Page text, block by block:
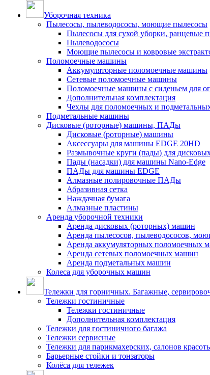
Уборочная техника
Пылесосы, пылеводососы, моющие пылесосы
Пылесосы для сухой уборки, ранцевые
Пылеводососы
Моющие пылесосы и ковровые
Поломоечные машины
Аккумуляторные поломоечные машины
Сетевые поломоечные машины
Поломоечные машины с сиденьем для
Дополнительная комплектация
Чехлы для поломоечных и
Подметальные машины
Дисковые (роторные) машины, ПАДы
Дисковые (роторные) машины
Аксессуары для машины EDGE 20HD
Размывочные круги (пады) для
Пады (насадки) для машины Nano-Edge
ПАДы для машины EDGE
Алмазные полировочные ПАДы
Абразивная сетка
Наждачная бумага
Алмазные пластины
Аренда уборочной техники
Аренда дисковых (роторных) машин
Аренда пылесосов, пылеводососов,
Аренда аккумуляторных поломоечных
Аренда сетевых поломоечных машин
Аренда подметальных машин
Колеса для уборочных машин
Тележки для горничных. Багажные,
Тележки гостиничные
Тележки гостиничные
Дополнительная комплектация
Тележки для гостиничного багажа
Тележки сервисные
Тележки для парикмахерских, салонов
Барьерные стойки и тонзаторы
Колёса для тележек